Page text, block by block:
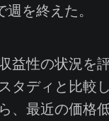
を終えた。
益性の状況を
タディと比較
、最近の価格